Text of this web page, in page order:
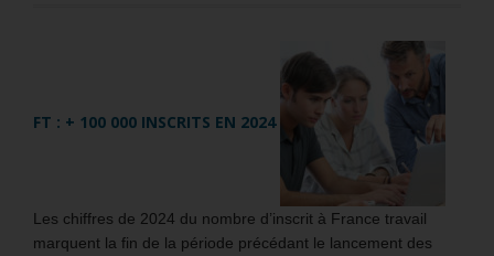
FT : + 100 000 INSCRITS EN 2024
Les chiffres de 2024 du nombre d’inscrit à France travail
marquent la fin de la période précédant le lancement des